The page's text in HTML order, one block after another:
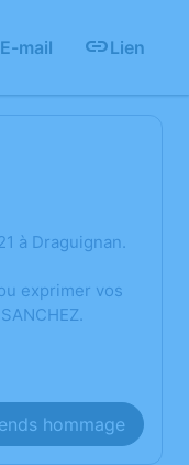
E-mail Lien
à Draguignan.
exprimer vos
hommage